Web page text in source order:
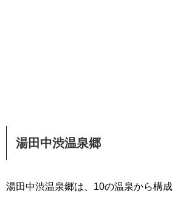
湯田中渋温泉郷
湯田中渋温泉郷は、10の温泉から構